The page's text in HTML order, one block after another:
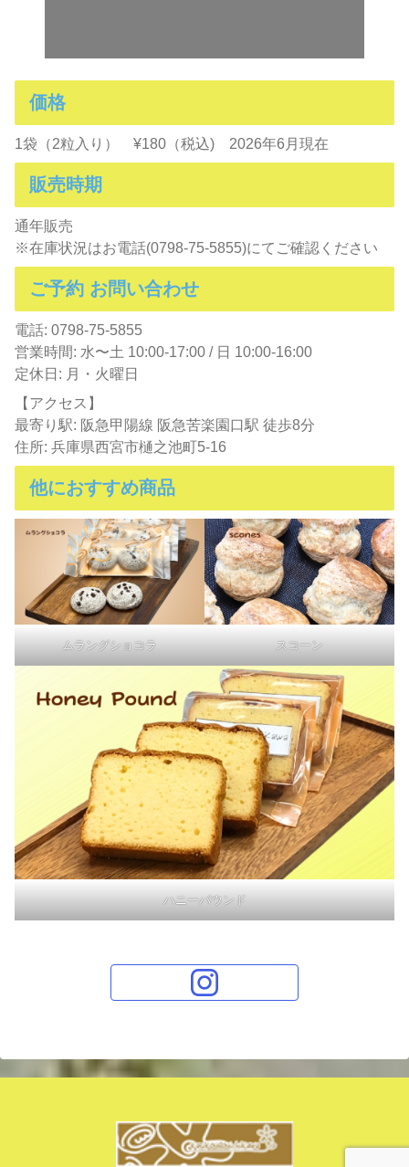
価格
1袋（2粒入り） ¥180（税込) 2026年6月現在
販売時期
通年販売
※在庫状況はお電話(0798-75-5855)にてご確認ください
ご予約 お問い合わせ
電話: 0798-75-5855
営業時間: 水〜土 10:00-17:00 / 日 10:00-16:00
定休日: 月・火曜日
【アクセス】
最寄り駅: 阪急甲陽線 阪急苦楽園口駅 徒歩8分
住所: 兵庫県西宮市樋之池町5-16
他におすすめ商品
ムラングショコラ スコーン
ハニーパウンド